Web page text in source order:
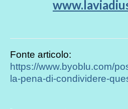
Fonte articolo:
https://www.byoblu.com/
la-pena-di-condividere-